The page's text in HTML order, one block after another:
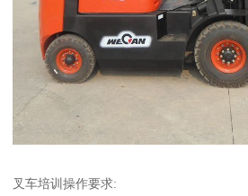
叉车培训操作要求: